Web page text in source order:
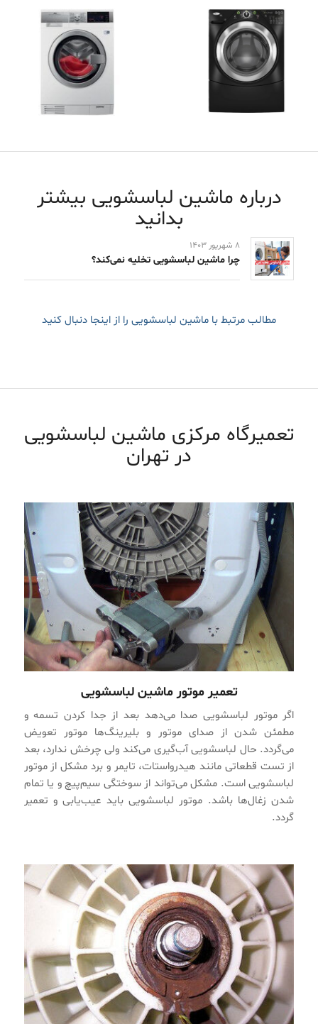
درباره ماشین لباسشویی بیشتر
بدانید
۸ شهریور ۱۴۰۳
چرا ماشین لباسشویی تخلیه نمی‌کند؟
مطالب مرتبط با ماشین لباسشویی را از اینجا دنبال کنید
تعمیرگاه مرکزی ماشین لباسشویی
در تهران
تعمیر موتور ماشین لباسشویی
اگر موتور لباسشویی صدا می‌دهد بعد از جدا کردن تسمه و
مطمئن شدن از صدای موتور و بلیرینگ‌ها موتور تعویض
می‌گردد. حال لباسشویی آب‌گیری می‌کند ولی چرخش ندارد، بعد
از تست قطعاتی مانند هیدرواستات، تایمر و برد مشکل از موتور
لباسشویی است. مشکل می‌تواند از سوختگی سیم‌پیچ و یا تمام
شدن زغال‌ها باشد. موتور لباسشویی باید عیب‌یابی و تعمیر
گردد.